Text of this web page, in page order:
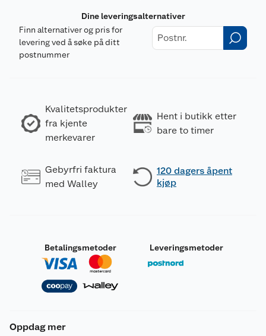
Dine leveringsalternativer
Finn alternativer og pris for
levering ved å søke på ditt
postnummer
Kvalitetsprodukter
fra kjente
merkevarer
Hent i butikk etter
bare to timer
Gebyrfri faktura
med Walley
120 dagers åpent
kjøp
Betalingsmetoder Leveringsmetoder
Oppdag mer